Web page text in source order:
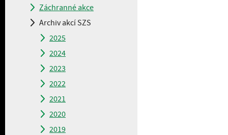
Záchranné akce
Archiv akcí SZS
2025
2024
2023
2022
2021
2020
2019